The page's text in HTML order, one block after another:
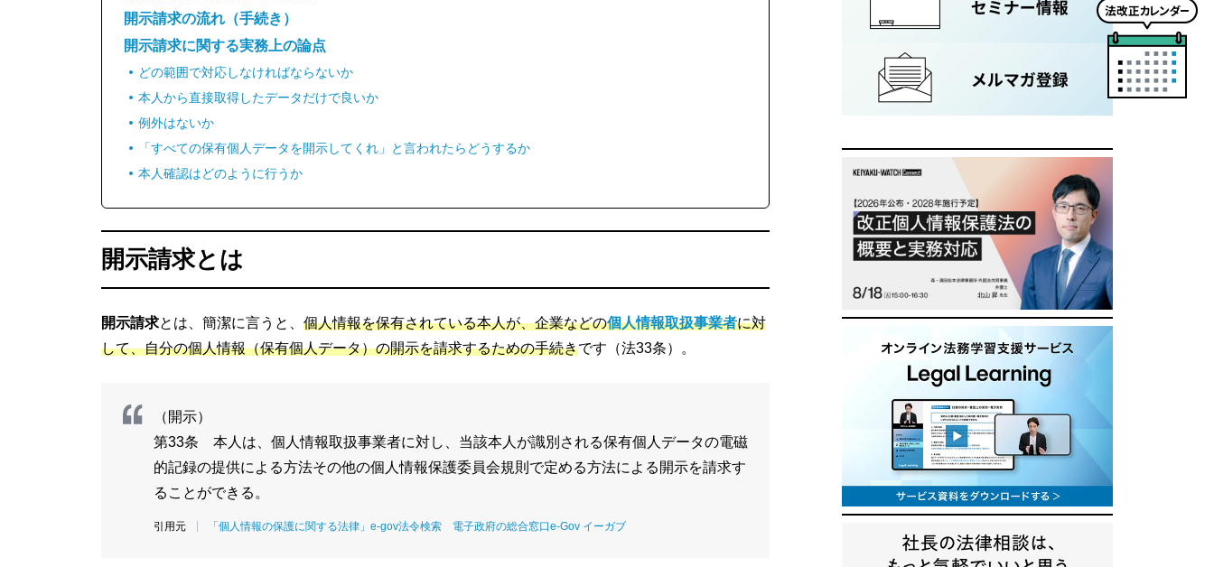
開示請求の流れ（手続き）
開示請求に関する実務上の論点
どの範囲で対応しなければならないか
本人から直接取得したデータだけで良いか
例外はないか
「すべての保有個人データを開示してくれ」と言われたらどうするか
本人確認はどのように行うか
開示請求とは
開示請求とは、簡潔に言うと、 個人情報を保有されている本人が、企業などの個人情報取扱事業者に対
して、自分の個人情報（保有個人データ）の開示を請求するための手続きです（法33条）。
（開示）
第33条 本人は、個人情報取扱事業者に対し、当該本人が識別される保有個人データの電磁
的記録の提供による方法その他の個人情報保護委員会規則で定める方法による開示を請求す
ることができる。
「個人情報の保護に関する法律」e-gov法令検索 電子政府の総合窓口e-Gov イーガブ
法
改
ダ
ー
は
ち
ら